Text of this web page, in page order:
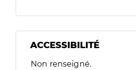
ACCESSIBILITÉ
Filtres
Sélectionnez un ou plusieurs
Non renseigné.